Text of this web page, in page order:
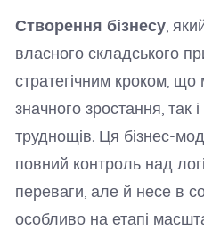
Створення бізнесу ,
власного складського
стратегічним кроком,
значного зростання, так
труднощів. Ця бізнес-
повний контроль над
переваги, але й несе в
особливо на етапі